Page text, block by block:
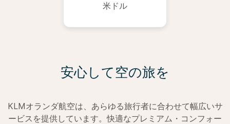
米ドル
安心して空の旅を
KLMオランダ航空は、あらゆる旅行者に合わせて幅広いサ
ービスを提供しています。快適なプレミアム・コンフォー